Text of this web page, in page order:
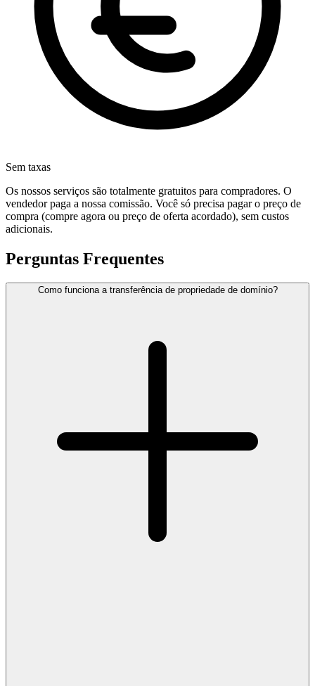
Sem taxas
Os nossos serviços são totalmente gratuitos para compradores. O
vendedor paga a nossa comissão. Você só precisa pagar o preço de
compra (compre agora ou preço de oferta acordado), sem custos
adicionais.
Perguntas Frequentes
Como funciona a transferência de propriedade de domínio?